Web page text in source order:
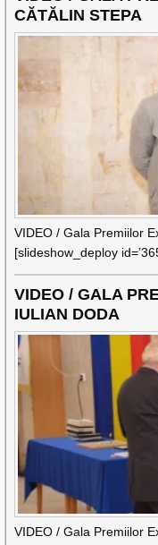
CĂTĂLIN STEPA
VIDEO / Gala Premiilor
[slideshow_deploy
VIDEO / GALA
IULIAN DODA
VIDEO / Gala Premiilor